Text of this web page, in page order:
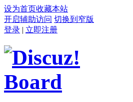
设为首页收藏本站
开启辅助访问 切换到窄版
登录 | 立即注册